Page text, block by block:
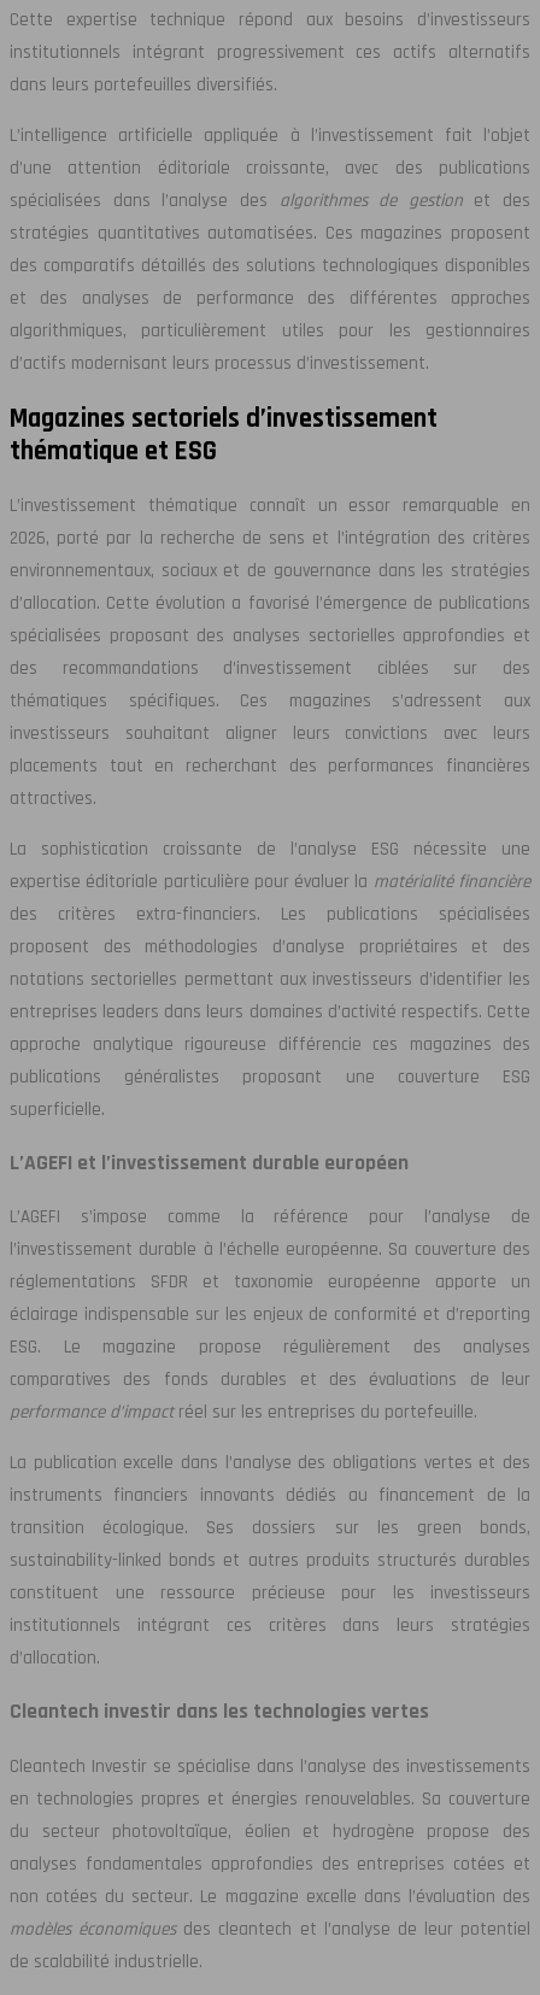
Cette expertise technique répond aux besoins d’investisseurs
institutionnels intégrant progressivement ces actifs alternatifs
dans leurs portefeuilles diversifiés.
L’intelligence artificielle appliquée à l’investissement fait l’objet
d’une attention éditoriale croissante, avec des publications
spécialisées dans l’analyse des algorithmes de gestion et des
stratégies quantitatives automatisées. Ces magazines proposent
des comparatifs détaillés des solutions technologiques disponibles
et des analyses de performance des différentes approches
algorithmiques, particulièrement utiles pour les gestionnaires
d’actifs modernisant leurs processus d’investissement.
Magazines sectoriels d’investissement
thématique et ESG
L’investissement thématique connaît un essor remarquable en
2026, porté par la recherche de sens et l’intégration des critères
environnementaux, sociaux et de gouvernance dans les stratégies
d’allocation. Cette évolution a favorisé l’émergence de publications
spécialisées proposant des analyses sectorielles approfondies et
des recommandations d’investissement ciblées sur des
thématiques spécifiques. Ces magazines s’adressent aux
investisseurs souhaitant aligner leurs convictions avec leurs
placements tout en recherchant des performances financières
attractives.
La sophistication croissante de l’analyse ESG nécessite une
expertise éditoriale particulière pour évaluer la matérialité financière
des critères extra-financiers. Les publications spécialisées
proposent des méthodologies d’analyse propriétaires et des
notations sectorielles permettant aux investisseurs d’identifier les
entreprises leaders dans leurs domaines d’activité respectifs. Cette
approche analytique rigoureuse différencie ces magazines des
publications généralistes proposant une couverture ESG
superficielle.
L’AGEFI et l’investissement durable européen
L’AGEFI s’impose comme la référence pour l’analyse de
l’investissement durable à l’échelle européenne. Sa couverture des
réglementations SFDR et taxonomie européenne apporte un
éclairage indispensable sur les enjeux de conformité et d’reporting
ESG. Le magazine propose régulièrement des analyses
comparatives des fonds durables et des évaluations de leur
performance d’impact réel sur les entreprises du portefeuille.
La publication excelle dans l’analyse des obligations vertes et des
instruments financiers innovants dédiés au financement de la
transition écologique. Ses dossiers sur les green bonds,
sustainability-linked bonds et autres produits structurés durables
constituent une ressource précieuse pour les investisseurs
institutionnels intégrant ces critères dans leurs stratégies
d’allocation.
Cleantech investir dans les technologies vertes
Cleantech Investir se spécialise dans l’analyse des investissements
en technologies propres et énergies renouvelables. Sa couverture
du secteur photovoltaïque, éolien et hydrogène propose des
analyses fondamentales approfondies des entreprises cotées et
non cotées du secteur. Le magazine excelle dans l’évaluation des
modèles économiques des cleantech et l’analyse de leur potentiel
de scalabilité industrielle.